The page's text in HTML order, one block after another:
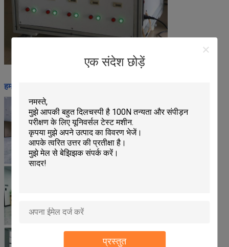
एक संदेश छोड़ें
प्रस्तुत
हमारी कार्यशाला: